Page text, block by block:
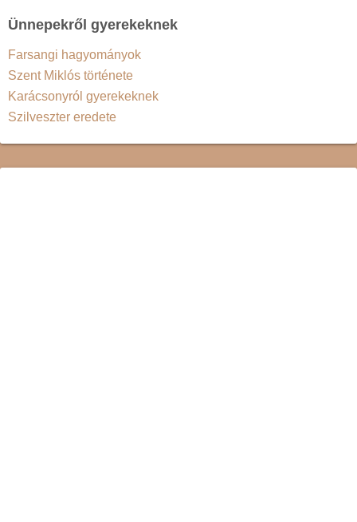
Ünnepekről gyerekeknek
Farsangi hagyományok
Szent Miklós története
Karácsonyról gyerekeknek
Szilveszter eredete